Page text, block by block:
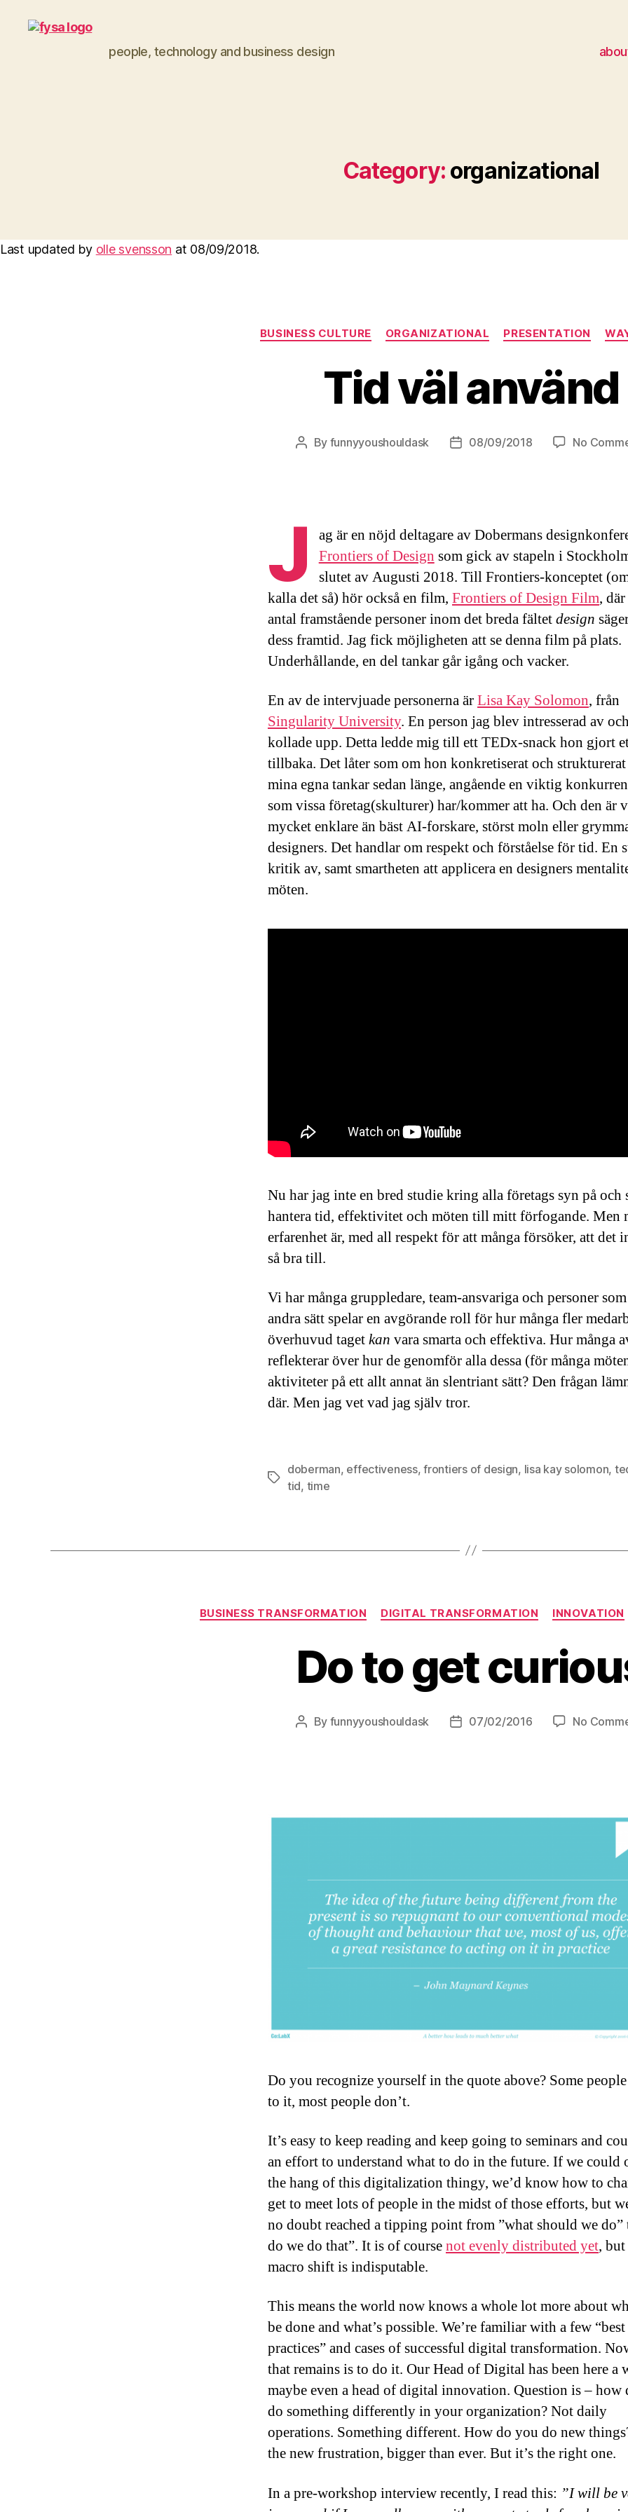
people, technology and business design
Category: organizational
Last updated by olle svensson at 08/09/2018.
Categories
BUSINESS CULTURE ORGANIZATIONAL PRESENTATION
Tid väl använd
Post
By funnyyoushouldask
Post08/09/2018 No
J
ag är en nöjd deltagare av Dobermans
Frontiers of Design som gick av stapeln i
slutet av Augusti 2018. Till Frontiers-konceptet
kalla det så) hör också en film, Frontiers of Design Film,
antal framstående personer inom det breda fältetdesign
dess framtid. Jag fick möjligheten att se denna film på plats.
Underhållande, en del tankar går igång och vacker.
En av de intervjuade personerna ärLisa Kay Solomon, från
Singularity University. En person jag blev intresserad av
kollade upp. Detta ledde mig till ett TEDx-snack hon gjort
tillbaka. Det låter som om hon konkretiserat och
mina egna tankar sedan länge, angående en viktig
som vissa företag(skulturer) har/kommer att ha. Och den är
mycket enklare än bäst AI-forskare, störst moln eller
designers. Det handlar om respekt och förståelse för tid. En
kritik av, samt smartheten att applicera en designers
möten.
Nu har jag inte en bred studie kring alla företags syn på och
hantera tid, effektivitet och möten till mitt förfogande. Men
erfarenhet är, med all respekt för att många försöker, att det
så bra till.
Vi har många gruppledare, team-ansvariga och personer
andra sätt spelar en avgörande roll för hur många fler
överhuvud tagetkan vara smarta och effektiva. Hur många
reflekterar över hur de genomför alla dessa (för många
aktiviteter på ett allt annat än slentriant sätt? Den frågan
där. Men jag vet vad jag själv tror.
Tags
doberman, effectiveness,frontiers of design, lisa kay solomon,
tid, time
Categories
BUSINESS TRANSFORMATION DIGITAL TRANSFORMATION INNOVATION
Do to get
Post
By funnyyoushouldask
Post07/02/2016 No
Do you recognize yourself in the quote above? Some
to it, most people don’t.
It’s easy to keep reading and keep going to seminars and
an effort to understand what to do in the future. If we could
the hang of this digitalization thingy, we’d know how to
get to meet lots of people in the midst of those efforts, but
no doubt reached a tipping point from ”what should we do”
do we do that”. It is of coursenot evenly distributed yet,
macro shift is indisputable.
This means the world now knows a whole lot more about
be done and what’s possible. We’re familiar with a few “best
practices” and cases of successful digital transformation.
that remains is to do it. Our Head of Digital has been here a
maybe even a head of digital innovation. Question is – how
do something differently in your organization? Not daily
operations. Something different. How do you do new
the new frustration, bigger than ever. But it’s the right one.
In a pre-workshop interview recently, I read this: ”I will be